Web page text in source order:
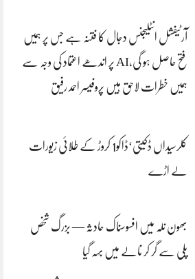
آرٹیفشل انٹلیجنس دجال کا فتنہ ہے جس پر ہمیں
فتح حاصل ہو گی،AI پر اندھے اعتماد کی وجہ سے
ہمیں خطرات لاحق ہیں پروفیسر احمد رفیق
کلرسیداں ڈکیتی‘ڈاکو1 کروڑ کے طلائی زیورات
لے اڑے
بھون نلہ میں افسوسناک حادثہ — بزرگ شخص
پلی سے گر کر نالے میں بہہ گیا